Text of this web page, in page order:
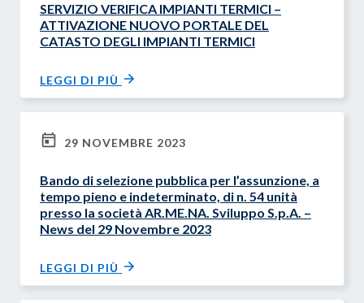
SERVIZIO VERIFICA IMPIANTI TERMICI –
ATTIVAZIONE NUOVO PORTALE DEL
CATASTO DEGLI IMPIANTI TERMICI
LEGGI DI PIÙ
29 NOVEMBRE 2023
Bando di selezione pubblica per l’assunzione, a
tempo pieno e indeterminato, di n. 54 unità
presso la società AR.ME.NA. Sviluppo S.p.A. –
News del 29 Novembre 2023
LEGGI DI PIÙ